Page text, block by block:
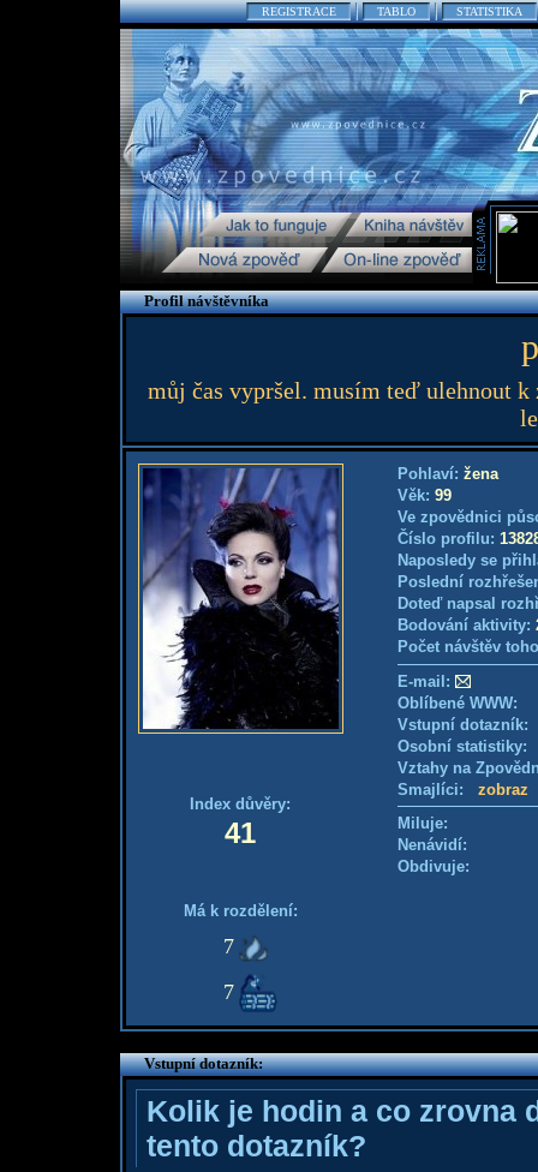
REGISTRACE TABLO STATISTIKA
Profil návštěvníka
můj čas vypršel. musím teď ulehnout
Index důvěry:
41
Má k rozdělení:
7
7
Pohlaví: žena
Věk: 99
Ve zpovědnici
Číslo profilu:
Naposledy se
Poslední
Doteď napsal
Bodování aktivity:
Počet návštěv
E-mail:
Oblíbené WWW:
Vstupní
Osobní
Vztahy na
Smajlíci: zobraz
Miluje:
Nenávidí:
Obdivuje:
Vstupní dotazník:
Kolik je hodin a co zrovna
tento dotazník?